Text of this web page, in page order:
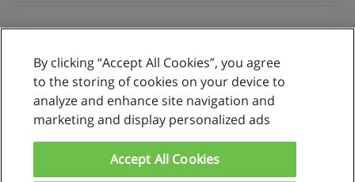
Reglas de uso
Privacidad de datos
By clicking “Accept All Cookies”, you agree
to the storing of cookies on your device to
analyze and enhance site navigation and
marketing and display personalized ads
Accept All Cookies